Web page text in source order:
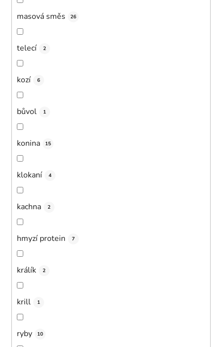
masová směs 26
telecí 2
kozí 6
bůvol 1
konina 15
klokaní 4
kachna 2
hmyzí protein 7
králík 2
krill 1
ryby 10